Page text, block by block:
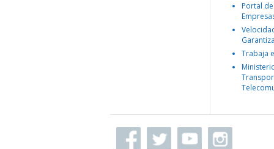
Portal
Trabaja